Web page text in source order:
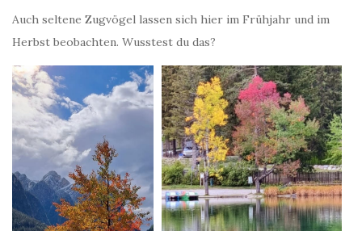
Auch seltene Zugvögel lassen sich hier im Frühjahr und im
Herbst beobachten. Wusstest du das?